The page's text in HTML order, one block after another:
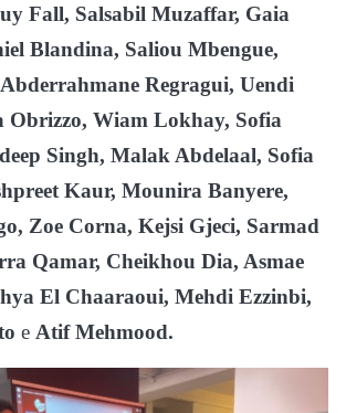
Fall, Salsabil Muzaffar, Gaia
Blandina, Saliou Mbengue,
Regragui, Uendi
Obrizzo, Wiam Lokhay, Sofia
Singh, Malak Abdelaal, Sofia
Kaur, Mounira Banyere,
Zoe Corna, Kejsi Gjeci, Sarmad
Qamar, Cheikhou Dia, Asmae
El Chaaraoui, Mehdi Ezzinbi,
e Atif Mehmood.